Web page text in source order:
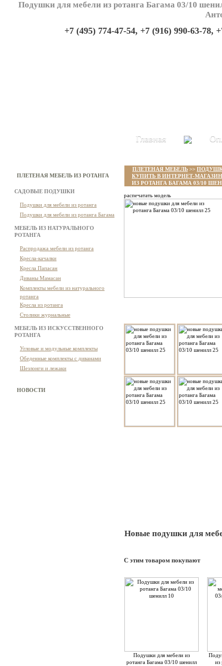
Подушки для мебели из ротанга Багама 03/10
+7 (495) 774-47-54, +7 (916) 990-63-78,
Главная
ПЛЕТЕНАЯ МЕБЕЛЬ ИЗ РОТАНГА
САДОВЫЕ ПОДУШКИ
Подушки для мебели из ротанга
Подушки для мебели из ротанга Багама
МЕБЕЛЬ ИЗ НАТУРАЛЬНОГО
РОТАНГА
Распродажа мебели из ротанга
Кресла-качалки
Кресла Папасан
Диваны Мамасан
Комплекты мебели из натурального
ротанга
Кресла из ротанга
Столики журнальные
МЕБЕЛЬ ИЗ ИСКУССТВЕННОГО
РОТАНГА
Угловые и модульные комплекты
Обеденные комплекты с диванами
Шезлонги и лежаки
НОВОСТИ
ПЛЕТЕНАЯ МЕБЕЛЬ >>
КУПИТЬ В ИНТЕРНЕТ-
ИЗ РОТАНГА БАГАМА 03/10
распечатать модель
Новые подушки для
С этим товаром покупают
Подушки для мебели из
ротанга Багама 03/10 шенилл
из